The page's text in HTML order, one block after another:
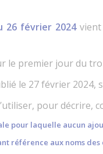
26 février 2024vient
le premier jour du
le 27 février
pour
pour laquelle aucun
référence aux noms des